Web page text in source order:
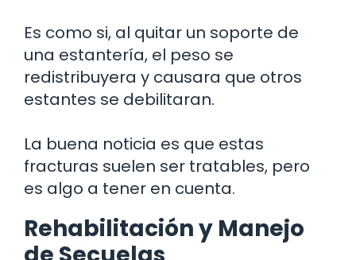
Es como si, al quitar un soporte de
una estantería, el peso se
redistribuyera y causara que otros
estantes se debilitaran.
La buena noticia es que estas
fracturas suelen ser tratables, pero
es algo a tener en cuenta.
Rehabilitación y Manejo